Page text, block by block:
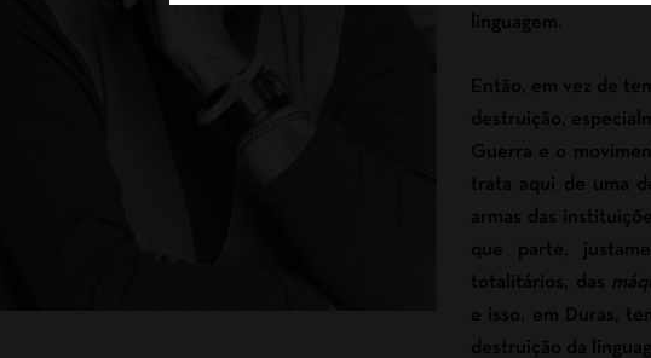
linguagem.
Então, em vez de
destruição,
Guerra e o
trata aqui de uma
armas das
que parte,
totalitários, das
e isso, em Duras,
destruição da